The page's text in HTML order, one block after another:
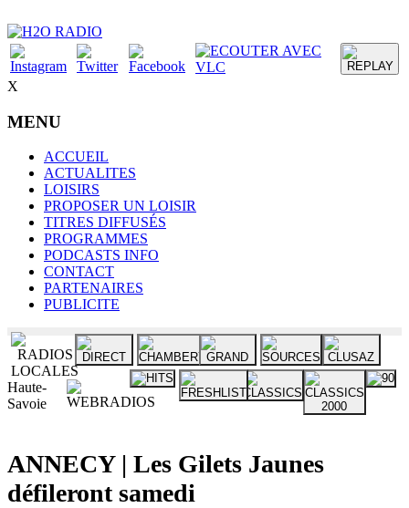
X
MENU
ACCUEIL
ACTUALITES
LOISIRS
PROPOSER UN LOISIR
TITRES DIFFUSÉS
PROGRAMMES
PODCASTS INFO
CONTACT
PARTENAIRES
PUBLICITE
Haute-
Savoie
ANNECY | Les Gilets Jaunes
défileront samedi